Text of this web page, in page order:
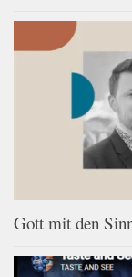
Gott mit den